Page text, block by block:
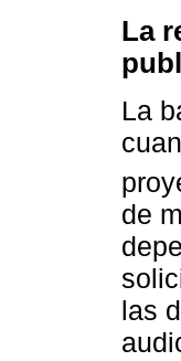
La
La
de
las